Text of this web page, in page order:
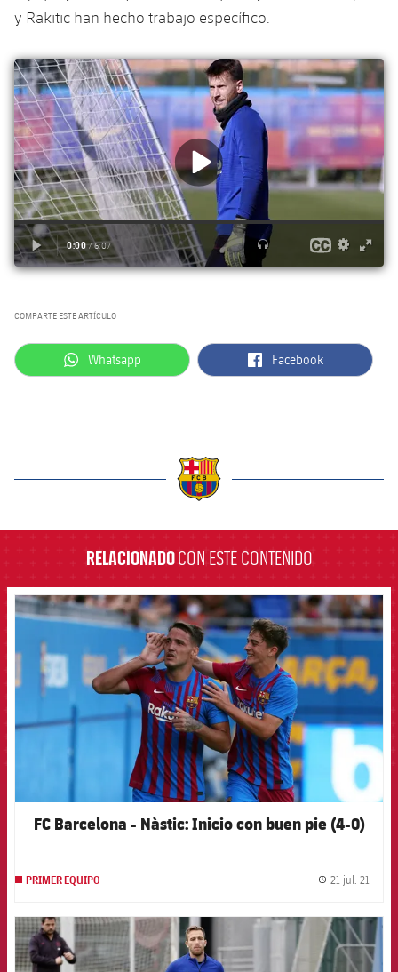
y Rakitic han hecho trabajo específico.
COMPARTE ESTE ARTÍCULO
label.aria.whatsapp
Whatsapp label.aria.facebook
Facebook
RELACIONADOCON ESTE CONTENIDO
FCB Barcelona badge
FC Barcelona - Nàstic: Inicio con buen pie (4-0)
PRIMER EQUIPO 21 jul. 21
FCB Barcelona badge